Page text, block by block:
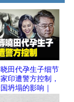
田代孕生子细节
印遭警方控制，
坍塌的影响｜